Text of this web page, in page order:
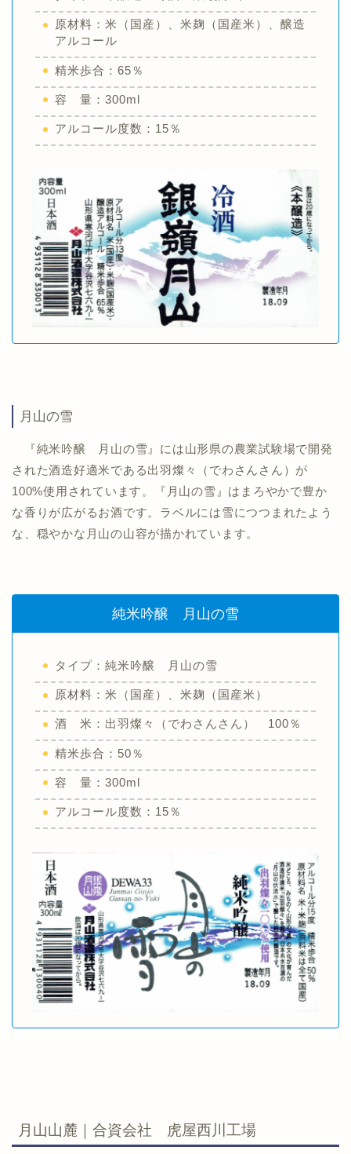
原材料：米（国産）、米麹（国産米）、醸造
アルコール
精米歩合：65％
容 量：300ml
アルコール度数：15％
月山の雪
『純米吟醸 月山の雪』には山形県の農業試験場で開発
された酒造好適米である出羽燦々（でわさんさん）が
100%使用されています。『月山の雪』はまろやかで豊か
な香りが広がるお酒です。ラベルには雪につつまれたよう
な、穏やかな月山の山容が描かれています。
純米吟醸 月山の雪
タイプ：純米吟醸 月山の雪
原材料：米（国産）、米麹（国産米）
酒 米：出羽燦々（でわさんさん） 100％
精米歩合：50％
容 量：300ml
アルコール度数：15％
月山山麓｜合資会社 虎屋西川工場